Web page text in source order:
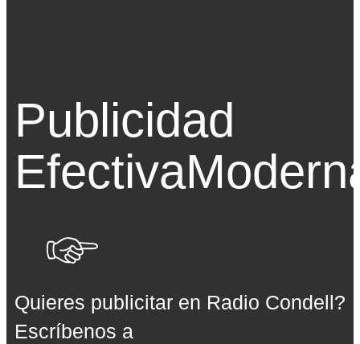
Publicidad
Efectiva
Quieres publicitar en Radio Condell?
Escríbenos a